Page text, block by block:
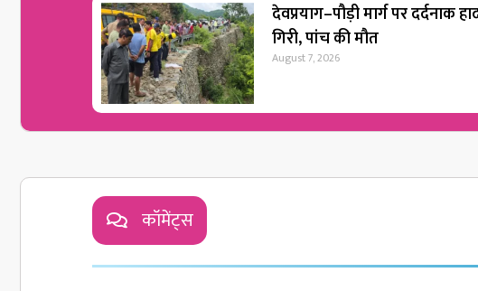
देवप्रयाग–पौड़ी मार्ग पर दर्दनाक
गिरी, पांच की मौत
August 7, 2026
कॉमेंट्स